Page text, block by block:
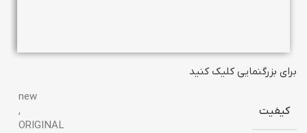
برای بزرگنمایی کلیک کنید
کیفیت
new
,
ORIGINAL